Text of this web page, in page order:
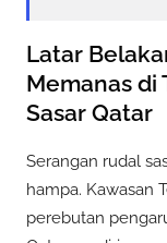
Latar
Memanas di
Sasar Qatar
Serangan rudal
hampa. Kawasan
perebutan